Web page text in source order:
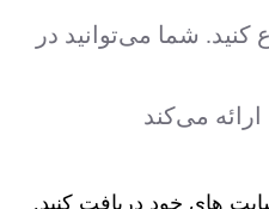
کنید. شما می‌توانید در
می‌کند
های خود دریافت کنید.